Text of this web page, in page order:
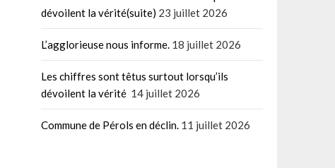
dévoilent la vérité(suite) 23 juillet 2026
L’agglorieuse nous informe. 18 juillet 2026
Les chiffres sont têtus surtout lorsqu’ils
dévoilent la vérité 14 juillet 2026
Commune de Pérols en déclin. 11 juillet 2026